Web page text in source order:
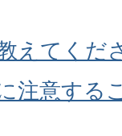
えてくだ
注意する